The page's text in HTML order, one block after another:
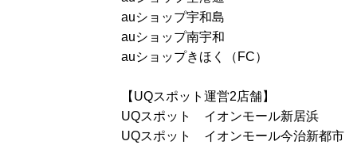
auショップ宇和島
auショップ南宇和
auショップきほく（FC）
【UQスポット運営2店舗】
UQスポット イオンモール新居浜
UQスポット イオンモール今治新都市